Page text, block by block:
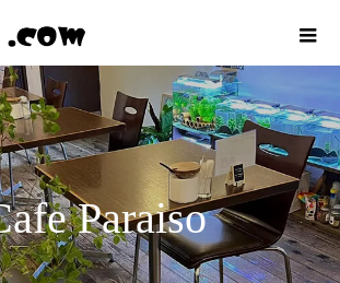
Paraiso